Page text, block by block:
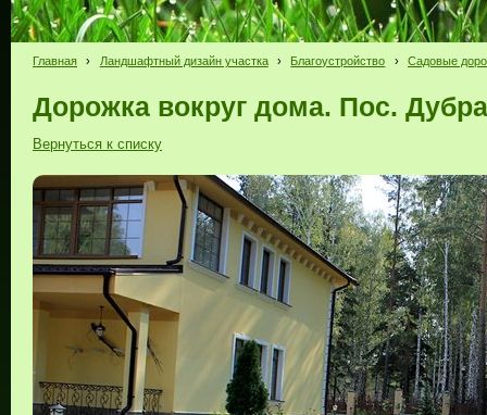
Главная › Ландшафтный дизайн участка › Благоустройство › Садовые
Дорожка вокруг дома. Пос.
Вернуться к списку